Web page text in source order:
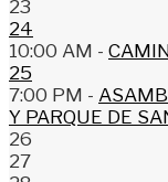
23
24
10:00 AM -
25
7:00 PM -
Y PARQUE DE
26
27